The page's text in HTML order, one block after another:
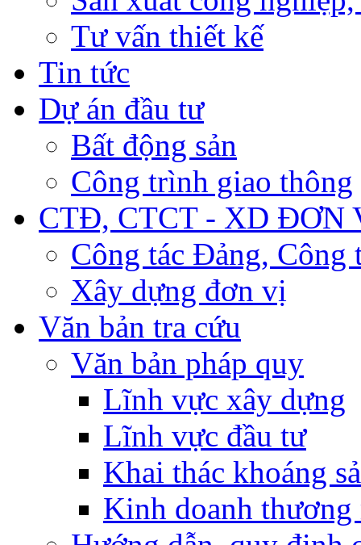
Tư vấn thiết kế
Tin tức
Dự án đầu tư
Bất động sản
Công trình giao thông
CTĐ, CTCT - XD ĐƠN
Công tác Đảng, Công
Xây dựng đơn vị
Văn bản tra cứu
Văn bản pháp quy
Lĩnh vực xây dựng
Lĩnh vực đầu tư
Khai thác khoáng
Kinh doanh thương